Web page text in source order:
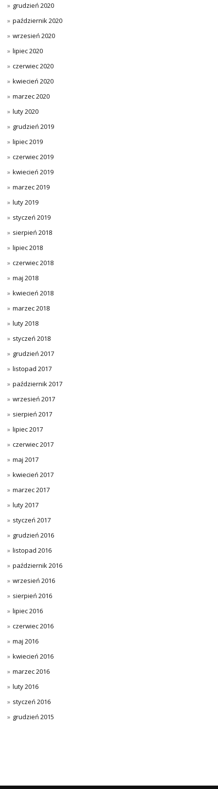
grudzień 2020
październik 2020
wrzesień 2020
lipiec 2020
czerwiec 2020
kwiecień 2020
marzec 2020
luty 2020
grudzień 2019
lipiec 2019
czerwiec 2019
kwiecień 2019
marzec 2019
luty 2019
styczeń 2019
sierpień 2018
lipiec 2018
czerwiec 2018
maj 2018
kwiecień 2018
marzec 2018
luty 2018
styczeń 2018
grudzień 2017
listopad 2017
październik 2017
wrzesień 2017
sierpień 2017
lipiec 2017
czerwiec 2017
maj 2017
kwiecień 2017
marzec 2017
luty 2017
styczeń 2017
grudzień 2016
listopad 2016
październik 2016
wrzesień 2016
sierpień 2016
lipiec 2016
czerwiec 2016
maj 2016
kwiecień 2016
marzec 2016
luty 2016
styczeń 2016
grudzień 2015